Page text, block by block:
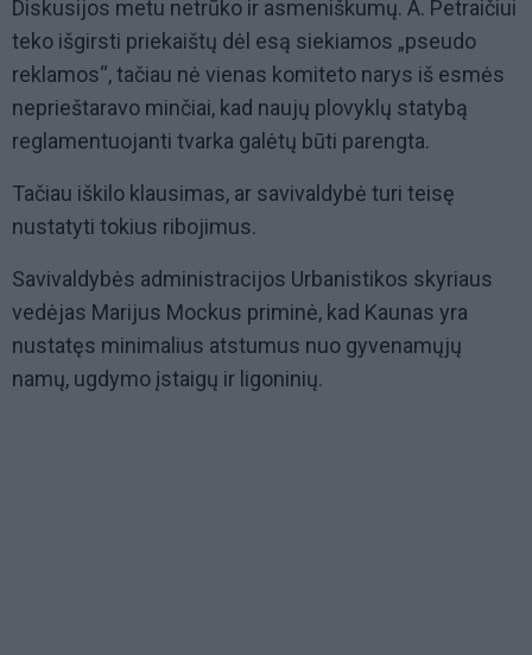
Diskusijos metu netrūko ir asmeniškumų. A. Petraičiui
teko išgirsti priekaištų dėl esą siekiamos „pseudo
reklamos“, tačiau nė vienas komiteto narys iš esmės
neprieštaravo minčiai, kad naujų plovyklų statybą
reglamentuojanti tvarka galėtų būti parengta.
Tačiau iškilo klausimas, ar savivaldybė turi teisę
nustatyti tokius ribojimus.
Savivaldybės administracijos Urbanistikos skyriaus
vedėjas Marijus Mockus priminė, kad Kaunas yra
nustatęs minimalius atstumus nuo gyvenamųjų
namų, ugdymo įstaigų ir ligoninių.